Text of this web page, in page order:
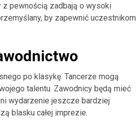
z pewnością zadbają o wysoki
by zapewnić uczestnikom
po klasykę. Tancerze mogą
talentu. Zawodnicy będą mieć
wydarzenie jeszcze bardziej
blasku całej imprezie.